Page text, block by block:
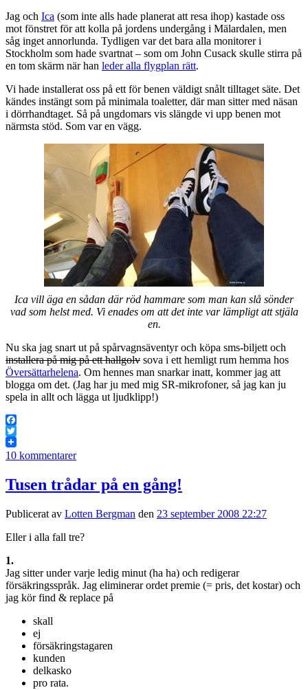
Jag och Ica (som inte alls hade planerat att resa ihop) kastade oss
mot fönstret för att kolla på jordens undergång i Mälardalen, men
såg inget annorlunda. Tydligen var det bara alla monitorer i
Stockholm som hade svartnat – som om John Cusack skulle stirra på
en tom skärm när han leder alla flygplan rätt.
Vi hade installerat oss på ett för benen väldigt snålt tilltaget säte. Det
kändes instängt som på minimala toaletter, där man sitter med näsan
i dörrhandtaget. Så på ungdomars vis slängde vi upp benen mot
närmsta stöd. Som var en vägg.
Ica vill äga en sådan där röd hammare som man kan slå sönder
vad som helst med. Vi enades om att det inte var lämpligt att stjäla
en.
Nu ska jag snart ut på spårvagnsäventyr och köpa sms-biljett och
installera på mig på ett hallgolv sova i ett hemligt rum hemma hos
Översättarhelena. Om hennes man snarkar inatt, kommer jag att
blogga om det. (Jag har ju med mig SR-mikrofoner, så jag kan ju
spela in allt och lägga ut ljudklipp!)
Facebook
Twitter
10 kommentarer
Tusen trådar på en gång!
Publicerat av Lotten Bergman den 23 september 2008 22:27
Eller i alla fall tre?
1.
Jag sitter under varje ledig minut (ha ha) och redigerar
försäkringsspråk. Jag eliminerar ordet premie (= pris, det kostar) och
jag kör find & replace på
skall
ej
försäkringstagaren
kunden
delkasko
pro rata.